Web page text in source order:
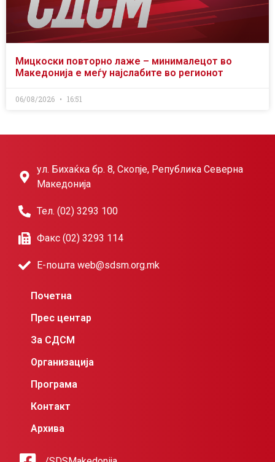
Мицкоски повторно лаже – минималецот во
Македонија е меѓу најслабите во регионот
06/08/2026 16:51
ул. Бихаќка бр. 8, Скопје, Република Северна
Македонија
Тел. (02) 3293 100
Факс (02) 3293 114
Е-пошта web@sdsm.org.mk
Почетна
Прес центар
За СДСМ
Организација
Програма
Контакт
Архива